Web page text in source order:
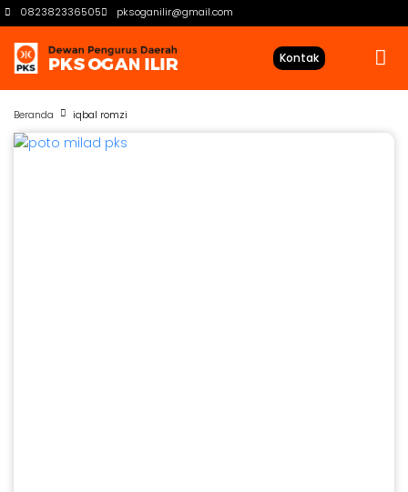
082382336505 pksoganilir@gmail.com
Kontak
Beranda iqbal romzi